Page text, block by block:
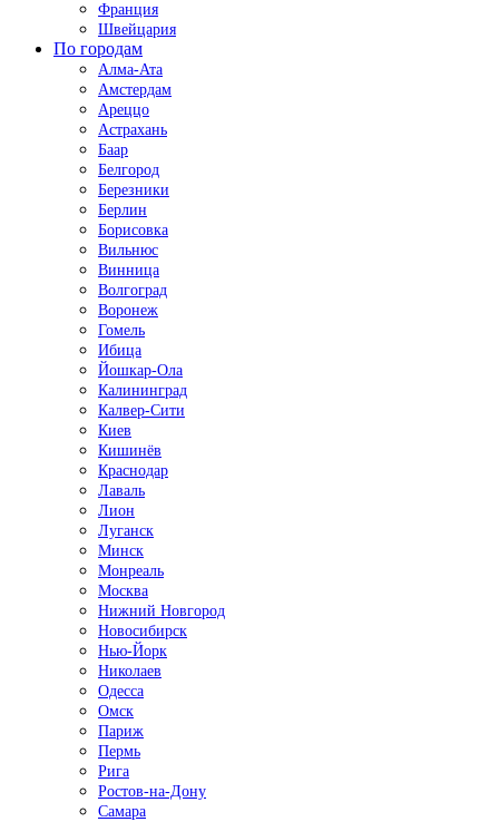
Франция
Швейцария
По городам
Алма-Ата
Амстердам
Ареццо
Астрахань
Баар
Белгород
Березники
Берлин
Борисовка
Вильнюс
Винница
Волгоград
Воронеж
Гомель
Ибица
Йошкар-Ола
Калининград
Калвер-Сити
Киев
Кишинёв
Краснодар
Лаваль
Лион
Луганск
Минск
Монреаль
Москва
Нижний Новгород
Новосибирск
Нью-Йорк
Николаев
Одесса
Омск
Париж
Пермь
Рига
Ростов-на-Дону
Самара